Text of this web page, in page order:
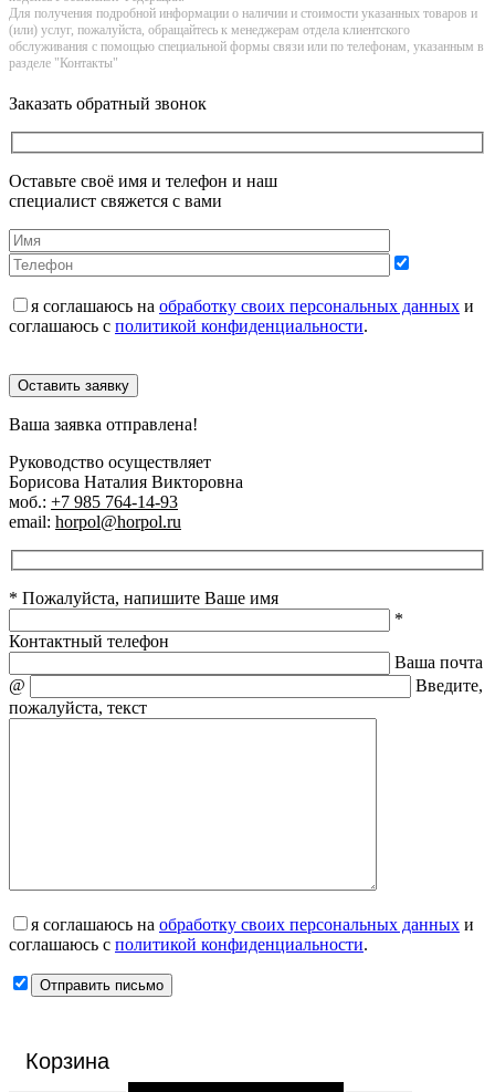
Для получения подробной информации о наличии и стоимости указанных товаров и
(или) услуг, пожалуйста, обращайтесь к менеджерам отдела клиентского
обслуживания с помощью специальной формы связи или по телефонам, указанным в
разделе "Контакты"
Заказать обратный звонок
Оставьте своё имя и телефон и наш
специалист свяжется с вами
я соглашаюсь на обработку своих персональных данных и
соглашаюсь с политикой конфиденциальности.
Оставить заявку
Ваша заявка отправлена!
Руководство осуществляет
Борисова Наталия Викторовна
моб.: +7 985 764-14-93
email: horpol@horpol.ru
* Пожалуйста, напишите Ваше имя
*
Контактный телефон
Ваша почта
@
Введите,
пожалуйста, текст
я соглашаюсь на обработку своих персональных данных и
соглашаюсь с политикой конфиденциальности.
Корзина